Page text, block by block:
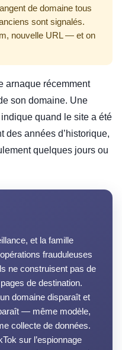
de domaine tous
sont signalés.
nouvelle URL — et on
arnaque récemment
son domaine. Une
quand le site a été
années d’historique,
quelques jours ou
et la famille
frauduleuses
ne construisent pas de
de destination.
domaine disparaît et
— même modèle,
collecte de données.
sur l’espionnage